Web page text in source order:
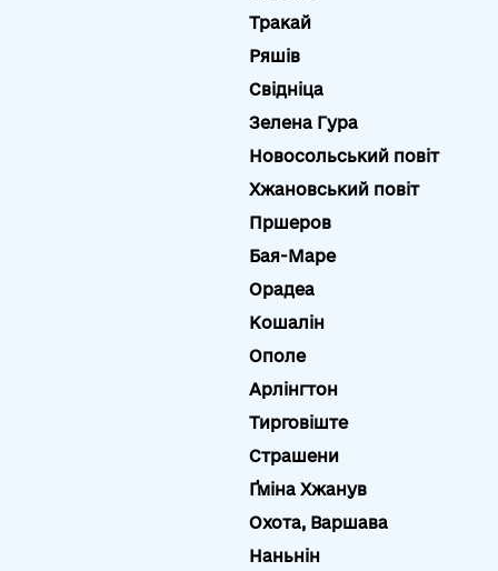
Тракай
Ряшів
Свідніца
Зелена Гура
Новосольський повіт
Хжановський повіт
Пршеров
Бая-Маре
Орадеа
Кошалін
Ополе
Арлінгтон
Тирговіште
Страшени
Ґміна Хжанув
Охота, Варшава
Наньнін